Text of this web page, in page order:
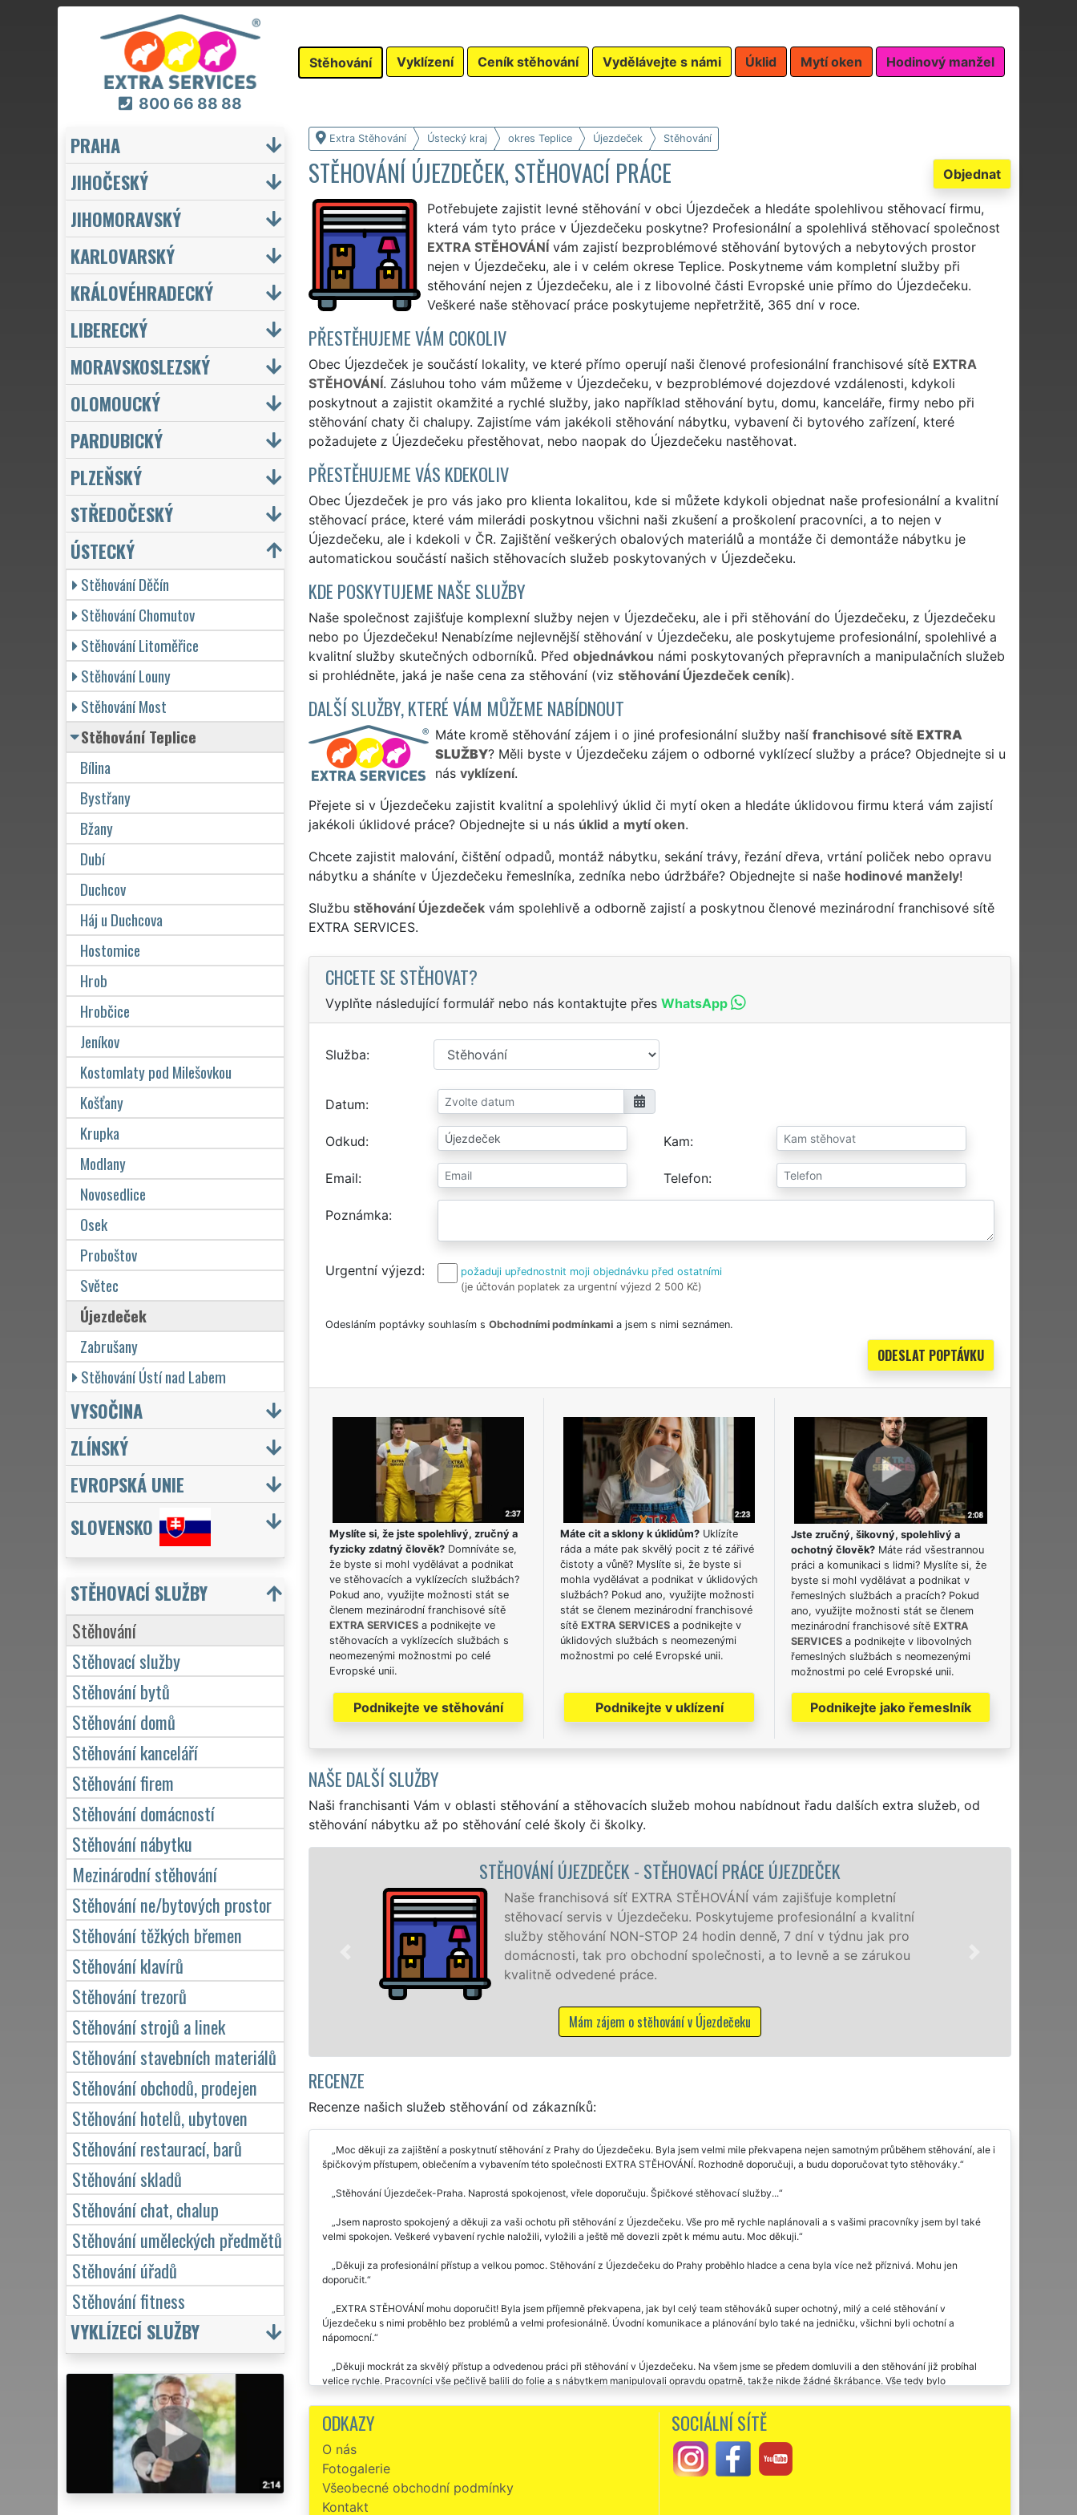
800 66 88 88
Stěhování Vyklízení Ceník stěhování Vydělávejte s námi Úklid Mytí oken Hodinový manžel
Extra Stěhování Ústecký kraj okres Teplice Újezdeček Stěhování
Objednat
STĚHOVÁNÍ ÚJEZDEČEK, STĚHOVACÍ PRÁCE
Potřebujete zajistit levné stěhování v obci Újezdeček a hledáte spolehlivou stěhovací firmu,
která vám tyto práce v Újezdečeku poskytne? Profesionální a spolehlivá stěhovací společnost
EXTRA STĚHOVÁNÍvám zajistí bezproblémové stěhování bytových a nebytových prostor
nejen v Újezdečeku, ale i v celém okrese Teplice. Poskytneme vám kompletní služby při
stěhování nejen z Újezdečeku, ale i z libovolné části Evropské unie přímo do Újezdečeku.
Veškeré naše stěhovací práce poskytujeme nepřetržitě, 365 dní v roce.
PŘESTĚHUJEME VÁM COKOLIV
Obec Újezdeček je součástí lokality, ve které přímo operují naši členové profesionální franchisové sítě EXTRA
STĚHOVÁNÍ. Zásluhou toho vám můžeme v Újezdečeku, v bezproblémové dojezdové vzdálenosti, kdykoli
poskytnout a zajistit okamžité a rychlé služby, jako například stěhování bytu, domu, kanceláře, firmy nebo při
stěhování chaty či chalupy. Zajistíme vám jakékoli stěhování nábytku, vybavení či bytového zařízení, které
požadujete z Újezdečeku přestěhovat, nebo naopak do Újezdečeku nastěhovat.
PŘESTĚHUJEME VÁS KDEKOLIV
Obec Újezdeček je pro vás jako pro klienta lokalitou, kde si můžete kdykoli objednat naše profesionální a kvalitní
stěhovací práce, které vám milerádi poskytnou všichni naši zkušení a proškolení pracovníci, a to nejen v
Újezdečeku, ale i kdekoli v ČR. Zajištění veškerých obalových materiálů a montáže či demontáže nábytku je
automatickou součástí našich stěhovacích služeb poskytovaných v Újezdečeku.
KDE POSKYTUJEME NAŠE SLUŽBY
Naše společnost zajišťuje komplexní služby nejen v Újezdečeku, ale i při stěhování do Újezdečeku, z Újezdečeku
nebo po Újezdečeku! Nenabízíme nejlevnější stěhování v Újezdečeku, ale poskytujeme profesionální, spolehlivé a
kvalitní služby skutečných odborníků. Před objednávkou námi poskytovaných přepravních a manipulačních služeb
si prohlédněte, jaká je naše cena za stěhování (viz stěhování Újezdeček ceník).
DALŠÍ SLUŽBY, KTERÉ VÁM MŮŽEME NABÍDNOUT
Máte kromě stěhování zájem i o jiné profesionální služby naší franchisové sítě EXTRA
SLUŽBY? Měli byste v Újezdečeku zájem o odborné vyklízecí služby a práce? Objednejte si u
nás vyklízení.
Přejete si v Újezdečeku zajistit kvalitní a spolehlivý úklid či mytí oken a hledáte úklidovou firmu která vám zajistí
jakékoli úklidové práce? Objednejte si u nás úklid a mytí oken.
Chcete zajistit malování, čištění odpadů, montáž nábytku, sekání trávy, řezání dřeva, vrtání poliček nebo opravu
nábytku a sháníte v Újezdečeku řemeslníka, zedníka nebo údržbáře? Objednejte si naše hodinové manžely!
Službu stěhování Újezdečekvám spolehlivě a odborně zajistí a poskytnou členové mezinárodní franchisové sítě
EXTRA SERVICES.
CHCETE SE STĚHOVAT?
Vyplňte následující formulář nebo nás kontaktujte přes WhatsApp
Služba
Datum
Odkud Kam
Email Telefon
Poznámka
Urgentní výjezd
požaduji upřednostnit moji objednávku před ostatními
(je účtován poplatek za urgentní výjezd 2 500 Kč)
Odesláním poptávky souhlasím s Obchodními podmínkamia jsem s nimi seznámen.
Myslíte si, že jste spolehlivý, zručný a
fyzicky zdatný člověk?Domníváte se,
že byste si mohl vydělávat a podnikat
ve stěhovacích a vyklízecích službách?
Pokud ano, využijte možnosti stát se
členem mezinárodní franchisové sítě
EXTRA SERVICESa podnikejte ve
stěhovacích a vyklízecích službách s
neomezenými možnostmi po celé
Evropské unii.
Podnikejte ve stěhování
Máte cit a sklony k úklidům?Uklízíte
ráda a máte pak skvělý pocit z té zářivé
čistoty a vůně? Myslíte si, že byste si
mohla vydělávat a podnikat v úklidových
službách? Pokud ano, využijte možnosti
stát se členem mezinárodní franchisové
sítě EXTRA SERVICESa podnikejte v
úklidových službách s neomezenými
možnostmi po celé Evropské unii.
Podnikejte v uklízení
Jste zručný, šikovný, spolehlivý a
ochotný člověk? Máte rád všestrannou
práci a komunikaci s lidmi? Myslíte si, že
byste si mohl vydělávat a podnikat v
řemeslných službách a pracích? Pokud
ano, využijte možnosti stát se členem
mezinárodní franchisové sítě EXTRA
SERVICES a podnikejte v libovolných
řemeslných službách s neomezenými
možnostmi po celé Evropské unii.
Podnikejte jako řemeslník
NAŠE DALŠÍ SLUŽBY
Naši franchisanti Vám v oblasti stěhování a stěhovacích služeb mohou nabídnout řadu dalších extra služeb, od
stěhování nábytku až po stěhování celé školy či školky.
STĚHOVÁNÍ ÚJEZDEČEK - STĚHOVACÍ PRÁCE ÚJEZDEČEK
Naše franchisová síť EXTRA STĚHOVÁNÍ vám zajišťuje kompletní
stěhovací servis v Újezdečeku. Poskytujeme profesionální a kvalitní
služby stěhování NON-STOP 24 hodin denně, 7 dní v týdnu jak pro
domácnosti, tak pro obchodní společnosti, a to levně a se zárukou
kvalitně odvedené práce.
Mám zájem o stěhování v Újezdečeku
STĚHOVACÍ SLUŽBA ÚJEZDEČEK -
Poskytujeme stěhovací služby
speciální stěhovací technikou.
domácnostem i firmám v
franchisové sítě EXTRA
RECENZE
Recenze našich služeb stěhování od zákazníků:
Moc děkuji za zajištění a poskytnutí stěhování z Prahy do Újezdečeku. Byla jsem velmi mile překvapena nejen samotným průběhem stěhování, ale i
špičkovým přístupem, oblečením a vybavením této společnosti EXTRA STĚHOVÁNÍ. Rozhodně doporučuji, a budu doporučovat tyto stěhováky.
Stěhování Újezdeček-Praha. Naprostá spokojenost, vřele doporučuju. Špičkové stěhovací služby...
Jsem naprosto spokojený a děkuji za vaši ochotu při stěhování z Újezdečeku. Vše pro mě rychle naplánovali a s vašimi pracovníky jsem byl také
velmi spokojen. Veškeré vybavení rychle naložili, vyložili a ještě mě dovezli zpět k mému autu. Moc děkuji.
Děkuji za profesionální přístup a velkou pomoc. Stěhování z Újezdečeku do Prahy proběhlo hladce a cena byla více než příznivá. Mohu jen
doporučit.
EXTRA STĚHOVÁNÍ mohu doporučit! Byla jsem příjemně překvapena, jak byl celý team stěhováků super ochotný, milý a celé stěhování v
Újezdečeku s nimi proběhlo bez problémů a velmi profesionálně. Úvodní komunikace a plánování bylo také na jedničku, všichni byli ochotní a
nápomocní.
Děkuji mockrát za skvělý přístup a odvedenou práci při stěhování v Újezdečeku. Na všem jsme se předem domluvili a den stěhování již probíhal
velice rychle. Pracovníci vše pečlivě balili do folie a s nábytkem manipulovali opravdu opatrně, takže nikde žádné škrábance. Vše tedy bylo
Stěhování z Újezdečeku. Milí, ochotní vstřícní. Super servis i cena. Děkuji a doporučuji.
Precizní, slušní, milí a velmi ochotní. Skutečně mohu vřele doporučit. Již jsem v Újezdečeku využila dvakrát stěhovací službu této společnosti
EXTRA STĚHOVÁNÍ. Jejich přístup k práci předčil moje očekávání. Ještě jednou vám touto cestou moc děkuji za stěhování.
Již dvakrát jsem se stěhovala s touto společností. Vždy naprostá spokojenost. Ochotní, velmi pracovití, naprosto spolehliví. Skutečně je poznat, že
se jedná o stěhováky profesionály. Jednoznačně doporučuju.
ODKAZY
O nás
Fotogalerie
Všeobecné obchodní podmínky
Kontakt
SOCIÁLNÍ SÍTĚ
PRAHA
JIHOČESKÝ
JIHOMORAVSKÝ
KARLOVARSKÝ
KRÁLOVÉHRADECKÝ
LIBERECKÝ
MORAVSKOSLEZSKÝ
OLOMOUCKÝ
PARDUBICKÝ
PLZEŇSKÝ
STŘEDOČESKÝ
ÚSTECKÝ
Stěhování Děčín
Stěhování Chomutov
Stěhování Litoměřice
Stěhování Louny
Stěhování Most
Stěhování Teplice
Bílina
Bystřany
Bžany
Dubí
Duchcov
Háj u Duchcova
Hostomice
Hrob
Hrobčice
Jeníkov
Kostomlaty pod Milešovkou
Košťany
Krupka
Modlany
Novosedlice
Osek
Proboštov
Světec
Újezdeček
Zabrušany
Stěhování Ústí nad Labem
VYSOČINA
ZLÍNSKÝ
EVROPSKÁ UNIE
SLOVENSKO
STĚHOVACÍ SLUŽBY
Stěhování
Stěhovací služby
Stěhování bytů
Stěhování domů
Stěhování kanceláří
Stěhování firem
Stěhování domácností
Stěhování nábytku
Mezinárodní stěhování
Stěhování ne/bytových prostor
Stěhování těžkých břemen
Stěhování klavírů
Stěhování trezorů
Stěhování strojů a linek
Stěhování stavebních materiálů
Stěhování obchodů, prodejen
Stěhování hotelů, ubytoven
Stěhování restaurací, barů
Stěhování skladů
Stěhování chat, chalup
Stěhování uměleckých předmětů
Stěhování úřadů
Stěhování fitness
VYKLÍZECÍ SLUŽBY